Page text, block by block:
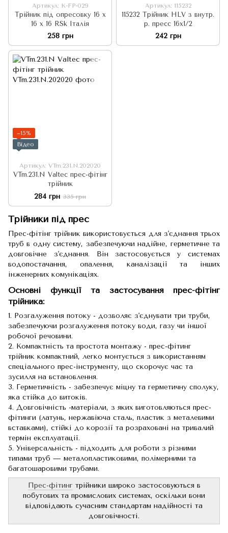
Артикул: K-FP-029
Трійник під опресовку 16 х
16 х 16 RSk Італія
258 грн
Артикул: 115232
115232 Трійник HLV з внутр.
р. пресс 16х1/2
242 грн
−15%
Відео
Артикул: VTm.231.N.202020
VTm.231.N Valtec прес-фітінг
трійник
284 грн 335 грн
Трійники під прес
Прес-фітінг трійник використовується для з'єднання трьох
труб в одну систему, забезпечуючи надійне, герметичне та
довговічне з'єднання. Він застосовується у системах
водопостачання, опалення, каналізації та інших
інженерних комунікаціях.
Основні функції та застосування прес-фітінг
трійника:
1. Розгалуження потоку - дозволяє з'єднувати три труби,
забезпечуючи розгалуження потоку води, газу чи іншої
робочої речовини.
2. Компактність та простота монтажу - прес-фітинг
трійник компактний, легко монтується з використанням
спеціального прес-інструменту, що скорочує час та
зусилля на встановлення.
3. Герметичність - забезпечує міцну та герметичну сполуку,
яка стійка до витоків.
4. Довговічність -матеріали, з яких виготовляються прес-
фітинги (латунь, нержавіюча сталь, пластик з металевими
вставками), стійкі до корозії та розраховані на тривалий
термін експлуатації.
5. Універсальність - підходить для роботи з різними
типами труб — металопластиковими, полімерними та
багатошаровими трубами.
Прес-фітингтрійники широко застосовуються в
побутових та промислових системах, оскільки вони
відповідають сучасним стандартам надійності та
довговічності.